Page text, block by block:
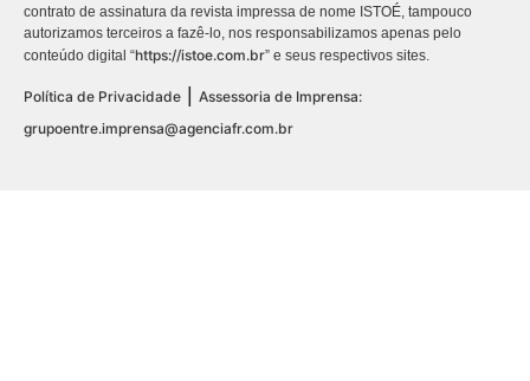
contrato de assinatura da revista impressa de nome ISTOÉ, tampouco
autorizamos terceiros a fazê-lo, nos responsabilizamos apenas pelo
conteúdo digital “https://istoe.com.br” e seus respectivos sites.
Política de Privacidade
Assessoria de Imprensa:
grupoentre.imprensa@agenciafr.com.br